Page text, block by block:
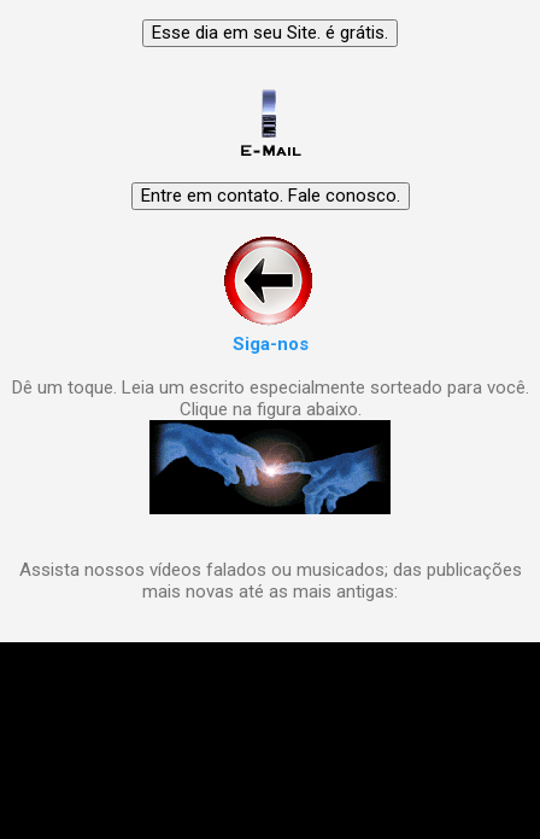
Siga-nos
Dê um toque. Leia um escrito especialmente sorteado para você.
Clique na figura abaixo.
Assista nossos vídeos falados ou musicados; das publicações
mais novas até as mais antigas: